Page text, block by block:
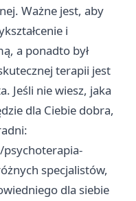
Ważne jest, aby
i
a ponadto był
terapii jest
Jeśli nie wiesz, jaka
dla Ciebie dobra,
specjalistów,
dla siebie